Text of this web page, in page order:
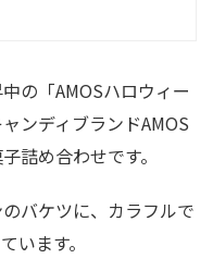
の「AMOSハロウィー
ンディブランドAMOS
詰め合わせです。
バケツに、カラフルで
います。